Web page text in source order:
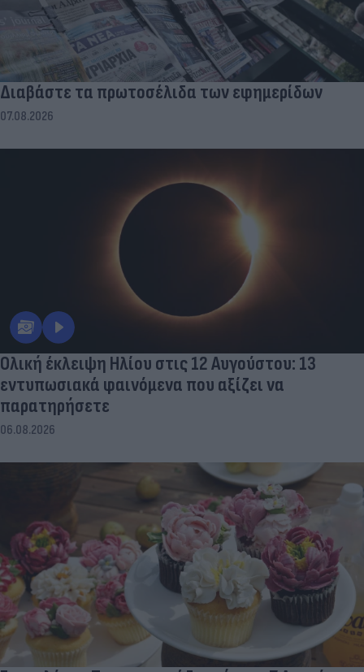
Διαβάστε τα πρωτοσέλιδα των εφημερίδων
07.08.2026
Ολική έκλειψη Ηλίου στις 12 Αυγούστου: 13
εντυπωσιακά φαινόμενα που αξίζει να
παρατηρήσετε
06.08.2026